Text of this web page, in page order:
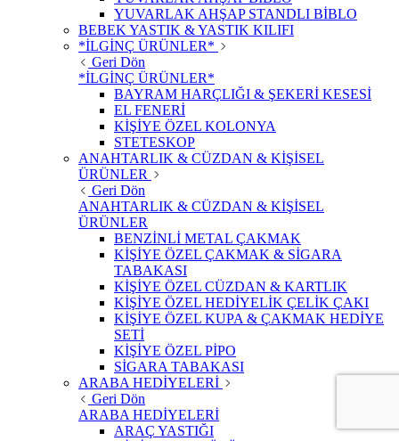
YUVARLAK AHŞAP STANDLI BİBLO
BEBEK YASTIK & YASTIK KILIFI
*İLGİNÇ ÜRÜNLER*
Geri Dön
*İLGİNÇ ÜRÜNLER*
BAYRAM HARÇLIĞI & ŞEKERİ KESESİ
EL FENERİ
KİŞİYE ÖZEL KOLONYA
STETESKOP
ANAHTARLIK & CÜZDAN & KİŞİSEL
ÜRÜNLER
Geri Dön
ANAHTARLIK & CÜZDAN & KİŞİSEL
ÜRÜNLER
BENZİNLİ METAL ÇAKMAK
KİŞİYE ÖZEL ÇAKMAK & SİGARA
TABAKASI
KİŞİYE ÖZEL CÜZDAN & KARTLIK
KİŞİYE ÖZEL HEDİYELİK ÇELİK ÇAKI
KİŞİYE ÖZEL KUPA & ÇAKMAK HEDİYE
SETİ
KİŞİYE ÖZEL PİPO
SİGARA TABAKASI
ARABA HEDİYELERİ
Geri Dön
ARABA HEDİYELERİ
ARAÇ YASTIĞI